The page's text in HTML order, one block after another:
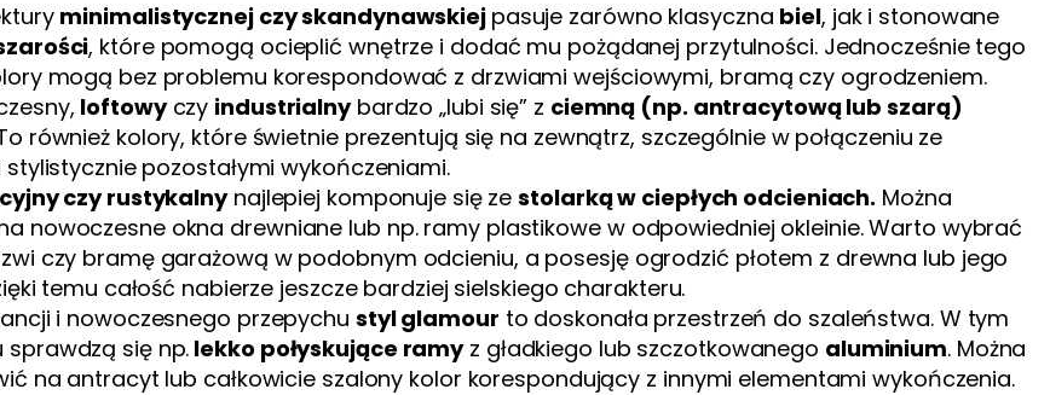
minimalistycznej czy skandynawskiej pasuje zarówno klasyczna biel, jak i stonowane
, które pomogą ocieplić wnętrze i dodać mu pożądanej przytulności. Jednocześnie tego
mogą bez problemu korespondować z drzwiami wejściowymi, bramą czy ogrodzeniem.
loftowyczy industrialnybardzo „lubi się” z ciemną (np. antracytową lub szarą)
również kolory, które świetnie prezentują się na zewnątrz, szczególnie w połączeniu ze
stylistycznie pozostałymi wykończeniami.
czy rustykalnynajlepiej komponuje się zestolarką w ciepłych odcieniach. Można
nowoczesne okna drewniane lub np. ramy plastikowe w odpowiedniej okleinie. Warto wybrać
czy bramę garażową w podobnym odcieniu, a posesję ogrodzić płotem z drewna lub jego
temu całość nabierze jeszcze bardziej sielskiego charakteru.
i nowoczesnego przepychu styl glamour to doskonała przestrzeń do szaleństwa. W tym
sprawdzą się np. lekko połyskujące ramyz gładkiego lub szczotkowanego aluminium. Można
na antracyt lub całkowicie szalony kolor korespondujący z innymi elementami wykończenia.